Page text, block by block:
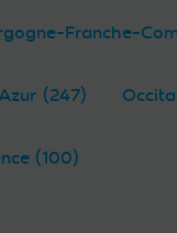
Franche-
(247)
(100)